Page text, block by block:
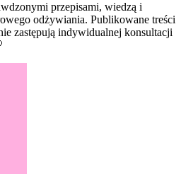
przepisami, wiedzą i
odżywiania. Publikowane treści
zastępują indywidualnej konsultacji